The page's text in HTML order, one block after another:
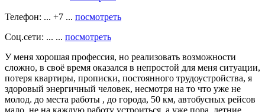
Телефон: ... +7 ... посмотреть
Соц.сети: ... ... посмотреть
У меня хорошая профессия, но реализовать возможности
сложно, в своё время оказался в непростой для меня ситуации,
потеря квартиры, прописки, постоянного трудоустройства, я
здоровый энергичный человек, несмотря на то что уже не
молод. до места работы , до города, 50 км, автобусных рейсов
мало, не на каждую работу устроиться, а уже пора, летние